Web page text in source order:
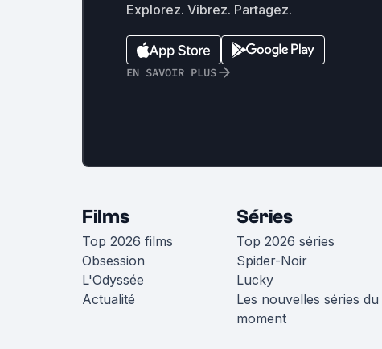
Explorez. Vibrez. Partagez.
EN SAVOIR PLUS
Films
Top 2026 films
Obsession
L'Odyssée
Actualité
Séries
Top 2026 séries
Spider-Noir
Lucky
Les nouvelles séries du
moment